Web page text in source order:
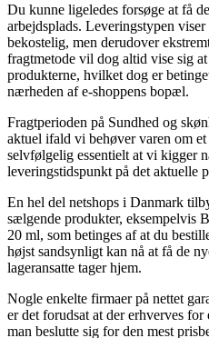
Du kunne ligeledes forsøge at få
arbejdsplads. Leveringstypen
bekostelig, men derudover
fragtmetode vil dog altid vise sig
produkterne, hvilket dog er
nærheden af e-shoppens bopæl.
Fragtperioden på Sundhed og
aktuel ifald vi behøver varen om
selvfølgelig essentielt at vi kigger
leveringstidspunkt på det aktuelle
En hel del netshops i Danmark
sælgende produkter, eksempelvis
20 ml, som betinges af at du
højst sandsynligt kan nå at få de
lageransatte tager hjem.
Nogle enkelte firmaer på nettet
er det forudsat at der erhverves
man beslutte sig for den mest